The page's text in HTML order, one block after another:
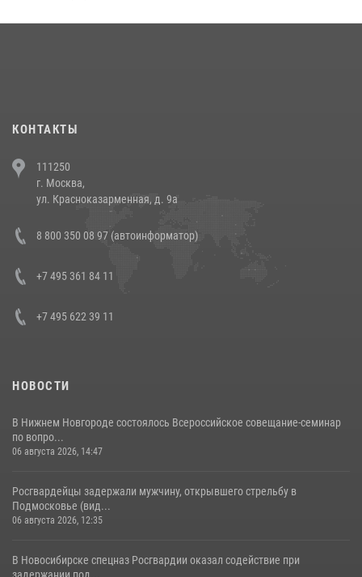
напавших на бригаду скорой помощи (видео)
14 июля 2026, 12:20
В Росгвардии прошла военно-научная конференция по обобщению
боевого опыта
КОНТАКТЫ
111250
г. Москва,
ул. Красноказарменная, д. 9а
8 800 350 08 97 (автоинформатор)
+7 495 361 84 11
+7 495 622 39 11
НОВОСТИ
В Нижнем Новгороде состоялось Всероссийское совещание-семинар
по вопро...
06 августа 2026, 14:47
Росгвардейцы задержали мужчину, открывшего стрельбу в
Подмосковье (вид...
06 августа 2026, 12:35
В Новосибирске спецназ Росгвардии оказал содействие при
задержании под...